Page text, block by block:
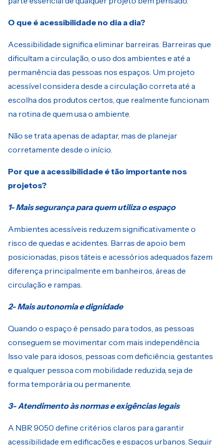
O que é acessibilidade no dia a dia?
Acessibilidade significa eliminar barreiras. Barreiras que
dificultam a circulação, o uso dos ambientes e até a
permanência das pessoas nos espaços. Um projeto
acessível considera desde a circulação correta até a
escolha dos produtos certos, que realmente funcionam
na rotina de quem usa o ambiente.
Não se trata apenas de adaptar, mas de planejar
corretamente desde o início.
Por que a acessibilidade é tão importante nos
projetos?
1- Mais segurança para quem utiliza o espaço
Ambientes acessíveis reduzem significativamente o
risco de quedas e acidentes. Barras de apoio bem
posicionadas, pisos táteis e acessórios adequados fazem
diferença principalmente em banheiros, áreas de
circulação e rampas.
2- Mais autonomia e dignidade
Quando o espaço é pensado para todos, as pessoas
conseguem se movimentar com mais independência.
Isso vale para idosos, pessoas com deficiência, gestantes
e qualquer pessoa com mobilidade reduzida, seja de
forma temporária ou permanente.
3- Atendimento às normas e exigências legais
A NBR 9050 define critérios claros para garantir
acessibilidade em edificações e espaços urbanos. Seguir